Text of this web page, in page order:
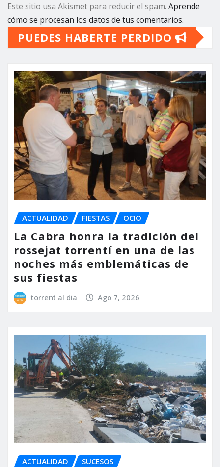
Este sitio usa Akismet para reducir el spam. Aprende
cómo se procesan los datos de tus comentarios.
PUEDES HABERTE PERDIDO
ACTUALIDAD FIESTAS OCIO
La Cabra honra la tradición del
rossejat torrentí en una de las
noches más emblemáticas de
sus fiestas
torrent al dia Ago 7, 2026
ACTUALIDAD SUCESOS